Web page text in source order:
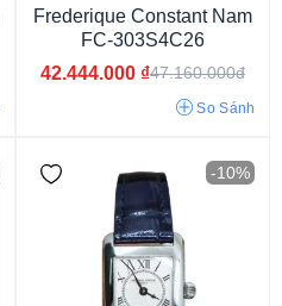
37 - 40 mm
Frederique Constant Nam
FC-303S4C26
42.444.000 ₫47.160.000đ
So Sánh
-10%